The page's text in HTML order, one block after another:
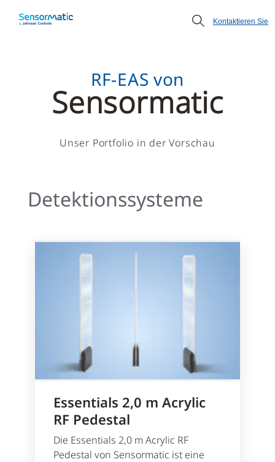
Kontaktieren Sie
RF-EAS von
Sensormatic
Unser Portfolio in der Vorschau
Detektionssysteme
Essentials 2,0 m Acrylic
RF Pedestal
Die Essentials 2,0 m Acrylic RF
Pedestal von Sensormatic ist eine